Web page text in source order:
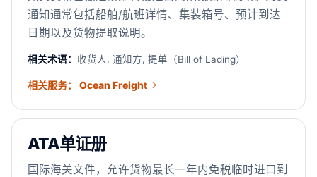
通知通常包括船舶/航班详情、集装箱号、预计到达
日期以及货物提取说明。
相关术语： 收货人, 通知方, 提单（Bill of Lading）
相关服务： Ocean Freight
ATA单证册
国际海关文件，允许货物最长一年内免税临时进口到